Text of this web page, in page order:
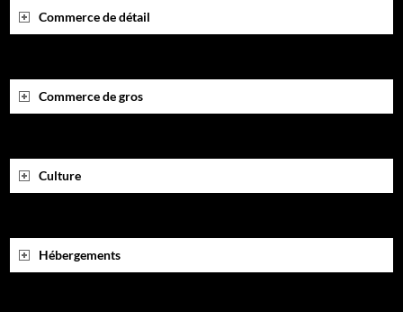
Commerce de détail
Commerce de gros
Culture
Hébergements